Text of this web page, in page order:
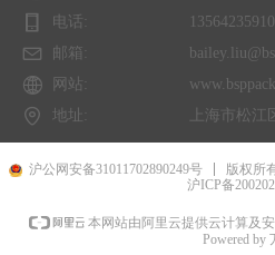
电话:
13564235910
邮箱:
网站:
地址:
上海市松江
沪公网安备31011702890249号
版权所
沪ICP备
本网站由阿里云提供云计算及
Powered by